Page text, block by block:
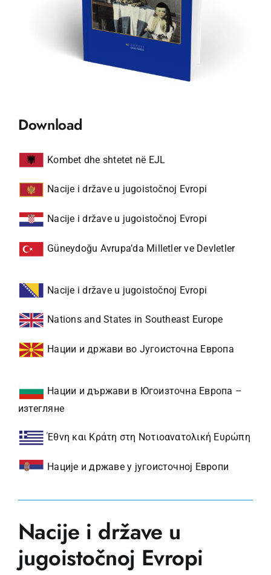
Nacije i države u
jugoistočnoj Evropi
Download
Kombet dhe shtetet në EJL
Nacije i države u jugoistočnoj Evropi
Nacije i države u jugoistočnoj Evropi
Güneydoğu Avrupa’da Milletler ve Devletler
Nacije i države u jugoistočnoj Evropi
Nations and States in Southeast Europe
Нации и држави во Југоисточна Европа
Нации и държави в Югоизточна Европа –
изтегляне
Έθνη και Κράτη στη Νοτιοανατολική Ευρώπη
Нације и државе у југоисточној Европи